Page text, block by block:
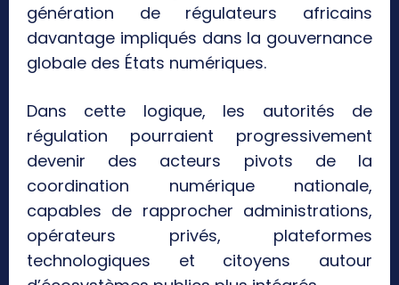
génération de régulateurs africains
davantage impliqués dans la gouvernance
globale des États numériques.
Dans cette logique, les autorités de
régulation pourraient progressivement
devenir des acteurs pivots de la
coordination numérique nationale,
capables de rapprocher administrations,
opérateurs privés, plateformes
technologiques et citoyens autour